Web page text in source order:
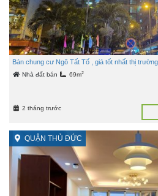
Bán chung cư Ngô Tất Tố , giá tốt nhất thị trường
Nhà đất bán 69m2
2 tháng trước
QUẬN THỦ ĐỨC